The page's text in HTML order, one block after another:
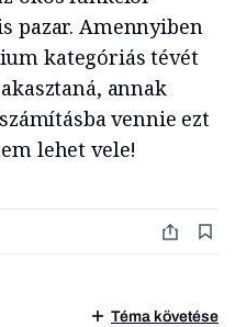
pazar. Amennyiben
kategóriás tévét
annak
vennie ezt
lehet vele!
Téma követése